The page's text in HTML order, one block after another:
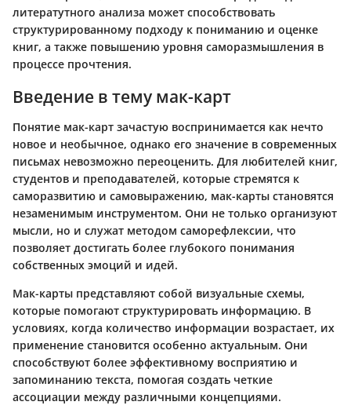
литератутного анализа может способствовать
структурированному подходу к пониманию и оценке
книг, а также повышению уровня саморазмышления в
процессе прочтения.
Введение в тему мак-карт
Понятие мак-карт зачастую воспринимается как нечто
новое и необычное, однако его значение в современных
письмах невозможно переоценить. Для любителей книг,
студентов и преподавателей, которые стремятся к
саморазвитию и самовыражению, мак-карты становятся
незаменимым инструментом. Они не только организуют
мысли, но и служат методом саморефлексии, что
позволяет достигать более глубокого понимания
собственных эмоций и идей.
Мак-карты представляют собой визуальные схемы,
которые помогают структурировать информацию. В
условиях, когда количество информации возрастает, их
применение становится особенно актуальным. Они
способствуют более эффективному восприятию и
запоминанию текста, помогая создать четкие
ассоциации между различными концепциями.